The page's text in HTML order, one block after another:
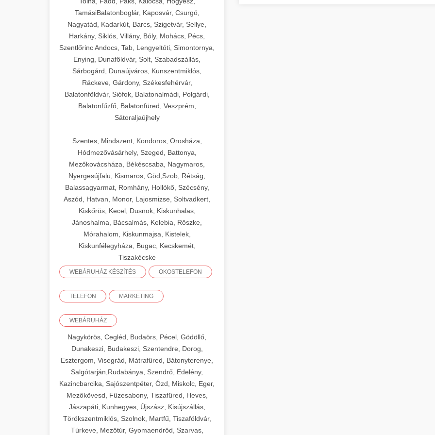
TamásiBalatonboglár, Kaposvár, Csurgó,
Nagyatád, Kadarkút, Barcs, Szigetvár, Sellye,
Harkány, Siklós, Villány, Bóly, Mohács, Pécs,
Szentlőrinc Andocs, Tab, Lengyeltóti, Simontornya,
Enying, Dunaföldvár, Solt, Szabadszállás,
Sárbogárd, Dunaújváros, Kunszentmiklós,
Ráckeve, Gárdony, Székesfehérvár,
Balatonföldvár, Siófok, Balatonalmádi, Polgárdi,
Balatonfűzfő, Balatonfüred, Veszprém,
Sátoraljaújhely
Szentes, Mindszent, Kondoros, Orosháza,
Hódmezővásárhely, Szeged, Battonya,
Mezőkovácsháza, Békéscsaba, Nagymaros,
Nyergesújfalu, Kismaros, Göd,Szob, Rétság,
Balassagyarmat, Romhány, Hollókő, Szécsény,
Aszód, Hatvan, Monor, Lajosmizse, Soltvadkert,
Kiskőrös, Kecel, Dusnok, Kiskunhalas,
Jánoshalma, Bácsalmás, Kelebia, Röszke,
Mórahalom, Kiskunmajsa, Kistelek,
Kiskunfélegyháza, Bugac, Kecskemét,
Tiszakécske
WEBÁRUHÁZ KÉSZÍTÉS OKOSTELEFON
TELEFON MARKETING
WEBÁRUHÁZ
Nagykörös, Cegléd, Budaörs, Pécel, Gödöllő,
Dunakeszi, Budakeszi, Szentendre, Dorog,
Esztergom, Visegrád, Mátrafüred, Bátonyterenye,
Salgótarján,Rudabánya, Szendrő, Edelény,
Kazincbarcika, Sajószentpéter, Ózd, Miskolc, Eger,
Mezőkövesd, Füzesabony, Tiszafüred, Heves,
Jászapáti, Kunhegyes, Újszász, Kisújszállás,
Törökszentmiklós, Szolnok, Martfű, Tiszaföldvár,
Túrkeve, Mezőtúr, Gyomaendrőd, Szarvas,